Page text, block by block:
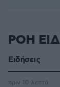
ΡΟΗ
Ειδήσεις
πριν 10 λεπτά